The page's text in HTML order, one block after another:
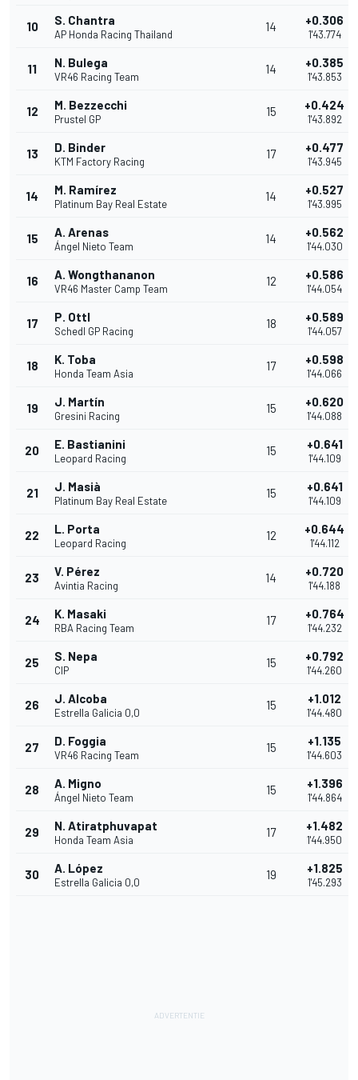
10 S. Chantra
AP Honda Racing Thailand
14 +0.306
1'43.774
11 N. Bulega
VR46 Racing Team
14 +0.385
1'43.853
12 M. Bezzecchi
Prustel GP
15 +0.424
1'43.892
13 D. Binder
KTM Factory Racing
17 +0.477
1'43.945
14 M. Ramírez
Platinum Bay Real Estate
14 +0.527
1'43.995
15 A. Arenas
Ángel Nieto Team
14 +0.562
1'44.030
16 A. Wongthananon
VR46 Master Camp Team
12 +0.586
1'44.054
17 P. Ottl
Schedl GP Racing
18 +0.589
1'44.057
18 K. Toba
Honda Team Asia
17 +0.598
1'44.066
19 J. Martín
Gresini Racing
15 +0.620
1'44.088
20 E. Bastianini
Leopard Racing
15 +0.641
1'44.109
21 J. Masià
Platinum Bay Real Estate
15 +0.641
1'44.109
22 L. Porta
Leopard Racing
12 +0.644
1'44.112
23 V. Pérez
Avintia Racing
14 +0.720
1'44.188
24 K. Masaki
RBA Racing Team
17 +0.764
1'44.232
25 S. Nepa
CIP
15 +0.792
1'44.260
26 J. Alcoba
Estrella Galicia 0,0
15 +1.012
1'44.480
27 D. Foggia
VR46 Racing Team
15 +1.135
1'44.603
28 A. Migno
Ángel Nieto Team
15 +1.396
1'44.864
29 N. Atiratphuvapat
Honda Team Asia
17 +1.482
1'44.950
30 A. López
Estrella Galicia 0,0
19 +1.825
1'45.293